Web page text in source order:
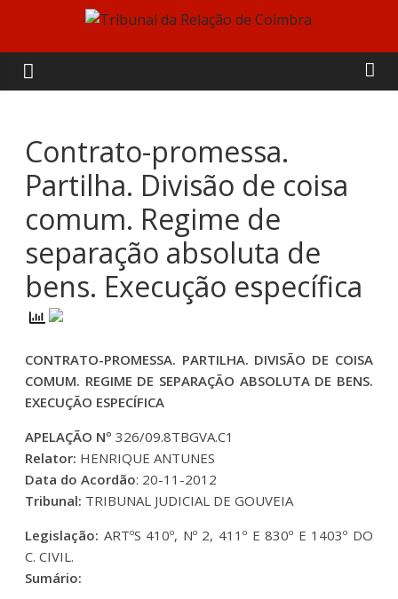
content
Tribunal
da
Relação
de
Coimbra
Contrato-promessa.
Partilha. Divisão de coisa
comum. Regime de
separação absoluta de
bens. Execução específica
CONTRATO-PROMESSA. PARTILHA. DIVISÃO DE COISA
COMUM. REGIME DE SEPARAÇÃO ABSOLUTA DE BENS.
EXECUÇÃO ESPECÍFICA
APELAÇÃO Nº326/09.8TBGVA.C1
Relator: HENRIQUE ANTUNES
Data do Acordão: 20-11-2012
Tribunal: TRIBUNAL JUDICIAL DE GOUVEIA
Legislação: ARTºS 410º, Nº 2, 411º E 830º E 1403º DO
C. CIVIL.
Sumário: